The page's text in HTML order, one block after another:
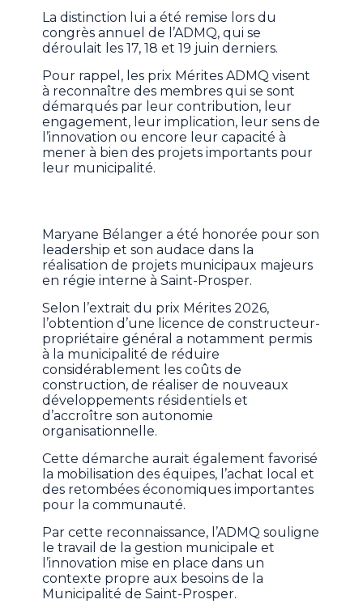
La distinction lui a été remise lors du
congrès annuel de l’ADMQ, qui se
déroulait les 17, 18 et 19 juin derniers.
Pour rappel, les prix Mérites ADMQ visent
à reconnaître des membres qui se sont
démarqués par leur contribution, leur
engagement, leur implication, leur sens de
l’innovation ou encore leur capacité à
mener à bien des projets importants pour
leur municipalité.
Maryane Bélanger a été honorée pour son
leadership et son audace dans la
réalisation de projets municipaux majeurs
en régie interne à Saint-Prosper.
Selon l’extrait du prix Mérites 2026,
l’obtention d’une licence de constructeur-
propriétaire général a notamment permis
à la municipalité de réduire
considérablement les coûts de
construction, de réaliser de nouveaux
développements résidentiels et
d’accroître son autonomie
organisationnelle.
Cette démarche aurait également favorisé
la mobilisation des équipes, l’achat local et
des retombées économiques importantes
pour la communauté.
Par cette reconnaissance, l’ADMQ souligne
le travail de la gestion municipale et
l’innovation mise en place dans un
contexte propre aux besoins de la
Municipalité de Saint-Prosper.